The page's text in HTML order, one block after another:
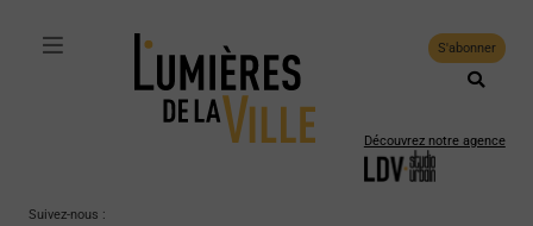
S'abonner
Découvrez notre agence
Suivez-nous :